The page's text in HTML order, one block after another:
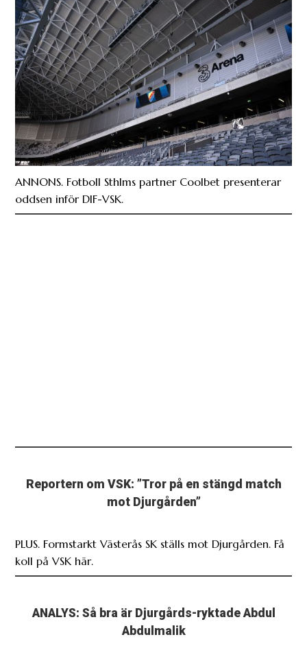
ANNONS. Fotboll Sthlms partner Coolbet presenterar
oddsen inför DIF-VSK.
Reportern om VSK: ”Tror på en stängd match
mot Djurgården”
PLUS. Formstarkt Västerås SK ställs mot Djurgården. Få
koll på VSK här.
ANALYS: Så bra är Djurgårds-ryktade Abdul
Abdulmalik